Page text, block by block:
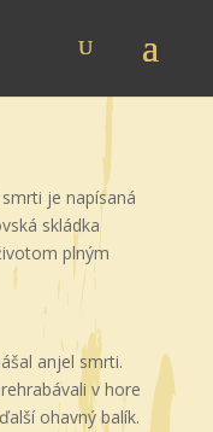
je napísaná
skládka
plným
anjel smrti.
v hore
ohavný balík.